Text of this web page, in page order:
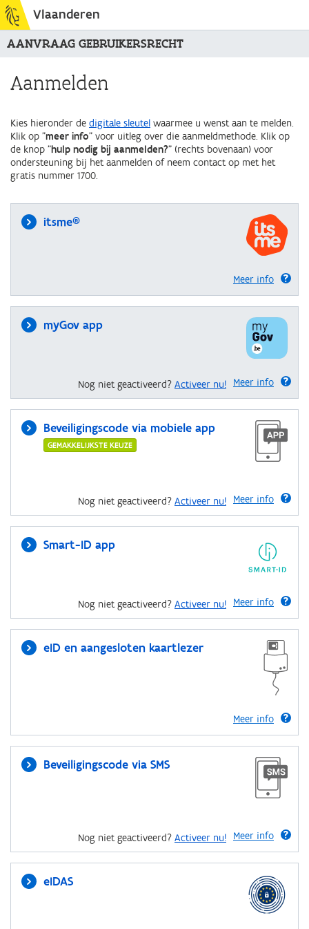
Vlaanderen
AANVRAAG GEBRUIKERSRECHT
Aanmelden
Kies hieronder de digitale sleutel waarmee u wenst aan te melden.
Klik op "meer info" voor uitleg over die aanmeldmethode. Klik op
de knop "hulp nodig bij aanmelden?" (rechts bovenaan) voor
ondersteuning bij het aanmelden of neem contact op met het
gratis nummer 1700.
itsme®
Meer info
myGov app
Meer info
Nog niet geactiveerd? Activeer nu!
Beveiligingscode via mobiele app
GEMAKKELIJKSTE KEUZE
Meer info
Nog niet geactiveerd? Activeer nu!
Smart-ID app
Meer info
Nog niet geactiveerd? Activeer nu!
eID en aangesloten kaartlezer
Meer info
Beveiligingscode via SMS
Meer info
Nog niet geactiveerd? Activeer nu!
eIDAS